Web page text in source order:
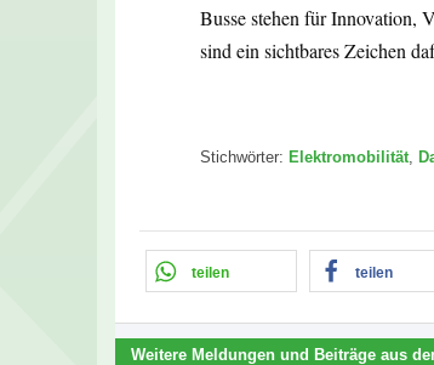
Busse stehen für Innovation,
sind ein sichtbares Zeichen
Stichwörter: Elektromobilität,
teilen teilen
Weitere Meldungen und Beiträge aus